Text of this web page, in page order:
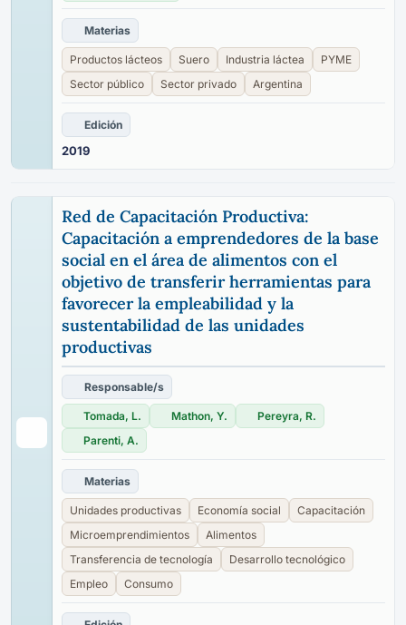
Materias
Productos lácteos Suero Industria láctea
PYME
Sector público
Sector privado Argentina
Edición
2019
Red de Capacitación Productiva:
Capacitación a emprendedores de la base
social en el área de alimentos con el
objetivo de transferir herramientas para
favorecer la empleabilidad y la
sustentabilidad de las unidades
productivas
Responsable/s
Tomada, L. Mathon, Y.
Pereyra, R.
Parenti, A.
Materias
Unidades productivas Economía social
Capacitación
Microemprendimientos
Alimentos
Transferencia de tecnología
Desarrollo tecnológico
Empleo
Consumo